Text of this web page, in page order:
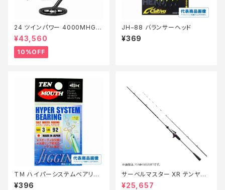
24 ツインパワー 4000MHG
【継続セール_リール】【10】
¥43,560
10%OFF
JH−88 バランサーヘッド
¥369
TＭ ハイパーシステムベアリン
グ（ニッケル）
¥396
サーベルマスター XR テンヤ
73MH 185R【特価ロッド】【30】
¥25,657